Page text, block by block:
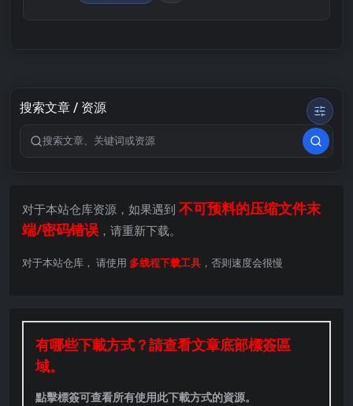
搜索文章 / 资源
搜索关键词
对于本站仓库资源，如果遇到 不可预料的压缩文件末
端/密码错误 ，请重新下载。
对于本站仓库， 请使用 多线程下载工具 ，否则速度会很慢
有哪些下載方式？請查看文章底部標簽區
域。
點擊標簽可查看所有使用此下載方式的資源。